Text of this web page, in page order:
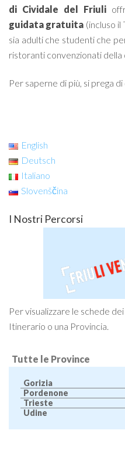
di Cividale del Friuli
guidata gratuita (incluso
sia adulti che studenti che
ristoranti convenzionati della
Per saperne di più, si prega
English
Deutsch
Italiano
Slovenščina
I Nostri Percorsi
Per visualizzare le schede
Itinerario o una Provincia.
Tutte le Province
Gorizia
Pordenone
Trieste
Udine